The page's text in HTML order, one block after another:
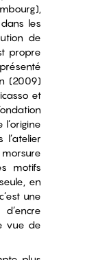
les
de
propre
(2009)
et
motifs
en
une
vue de